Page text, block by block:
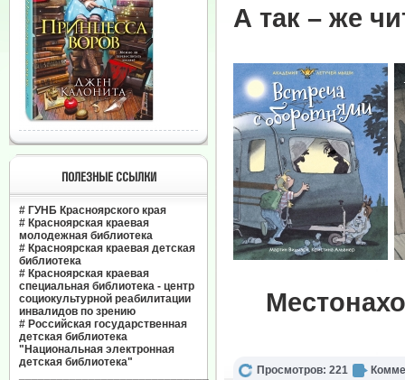
ПОЛЕЗНЫЕ ССЫЛКИ
# ГУНБ Красноярского края
# Красноярская краевая
молодежная библиотека
# Красноярская краевая детская
библиотека
# Красноярская краевая
специальная библиотека - центр
социокультурной реабилитации
инвалидов по зрению
# Российская государственная
детская библиотека
"Национальная электронная
детская библиотека"
А так – же
Просмотров: 221